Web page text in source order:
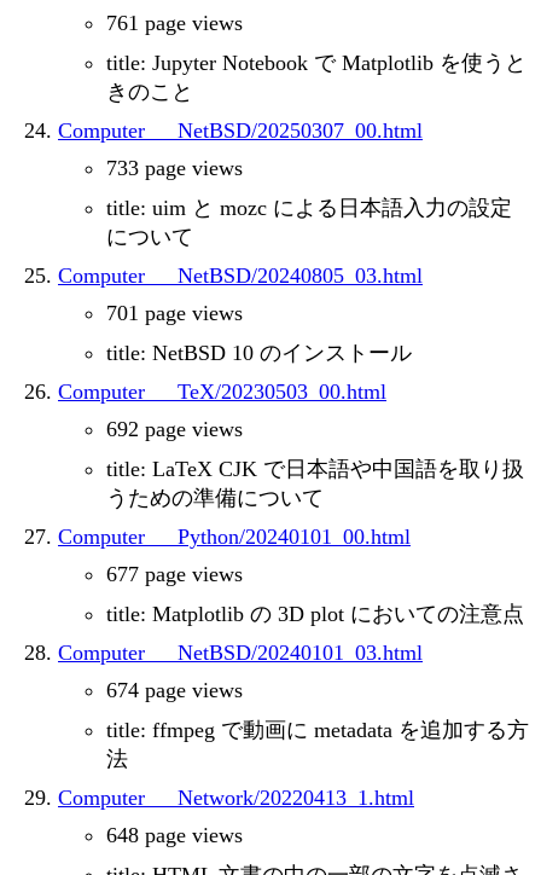
761 page views
title: Jupyter Notebook で Matplotlib を使うと
きのこと
Computer___NetBSD/20250307_00.html
733 page views
title: uim と mozc による日本語入力の設定
について
Computer___NetBSD/20240805_03.html
701 page views
title: NetBSD 10 のインストール
Computer___TeX/20230503_00.html
692 page views
title: LaTeX CJK で日本語や中国語を取り扱
うための準備について
Computer___Python/20240101_00.html
677 page views
title: Matplotlib の 3D plot においての注意点
Computer___NetBSD/20240101_03.html
674 page views
title: ffmpeg で動画に metadata を追加する方
法
Computer___Network/20220413_1.html
648 page views